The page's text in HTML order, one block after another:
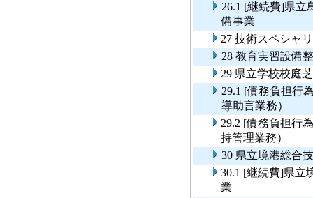
26.1 [継続費]県立
備事業
27 技術スペシャ
28 教育実習設備
29 県立学校校庭
29.1 [債務負担行
導助言業務）
29.2 [債務負担行
持管理業務）
30 県立境港総合
30.1 [継続費]県立
業